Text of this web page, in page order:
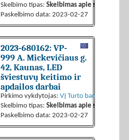
Skelbimo tipas: Skelbimas apie sutarties
Paskelbimo data: 2023-02-27
2023-680162: VP-
999 A. Mickevičiaus g.
42, Kaunas, LED
šviestuvų keitimo ir
apdailos darbai
Pirkimo vykdytojas: VĮ Turto bankas
Skelbimo tipas: Skelbimas apie sutarties
Paskelbimo data: 2023-02-27